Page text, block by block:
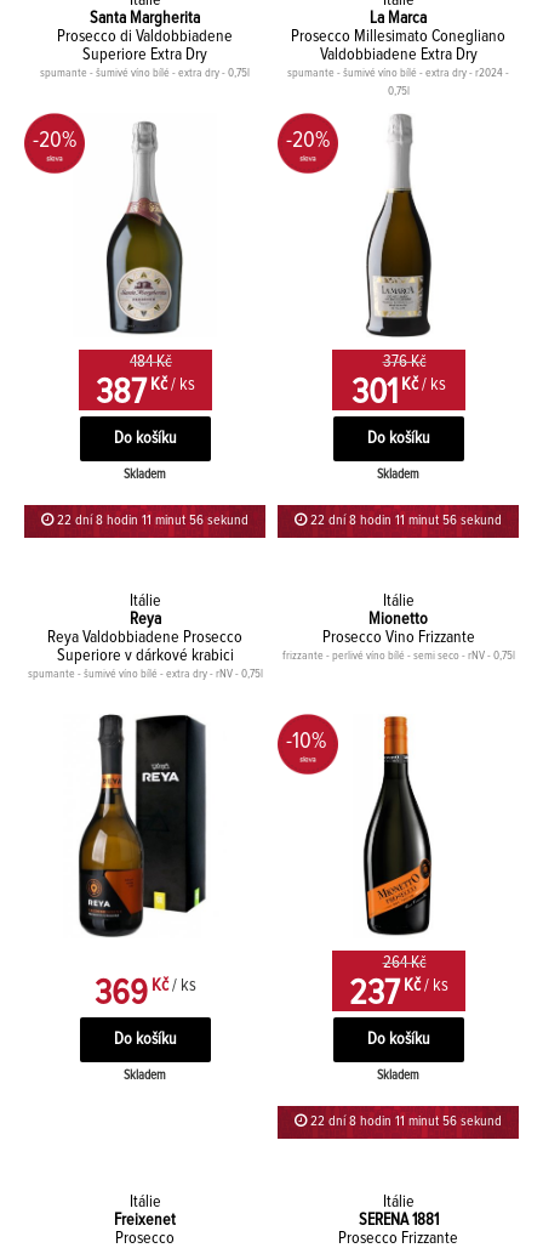
Santa Margherita
Prosecco di Valdobbiadene
Superiore Extra Dry
spumante - šumivé víno bílé - extra dry - 0,75l
-20%
484 Kč
387Kč / ks
Skladem
22 dní 8 hodin 11 minut 56 sekund
La Marca
Prosecco Millesimato Conegliano
Valdobbiadene Extra Dry
spumante - šumivé víno bílé - extra dry - r2024 -
0,75l
-20%
376 Kč
301 Kč / ks
Skladem
22 dní 8 hodin 11 minut 56 sekund
Itálie
Reya
Reya Valdobbiadene Prosecco
Superiore v dárkové krabici
spumante - šumivé víno bílé - extra dry - rNV - 0,75l
369Kč / ks
Skladem
Itálie
Mionetto
Prosecco Vino Frizzante
frizzante - perlivé víno bílé - semi seco - rNV - 0,75l
-10%
264 Kč
237Kč / ks
Skladem
22 dní 8 hodin 11 minut 56 sekund
Itálie
Freixenet
Prosecco
Itálie
SERENA 1881
Prosecco Frizzante